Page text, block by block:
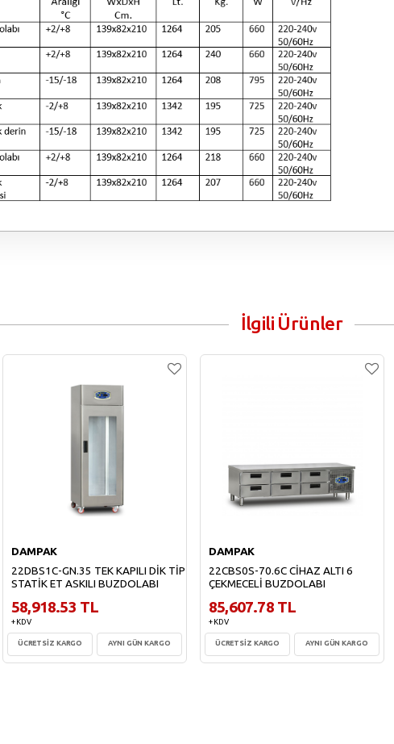
İlgili Ürünler
DAMPAK
22DBS1C-GN.35 TEK KAPILI DİK TİP
STATİK ET ASKILI BUZDOLABI
58,918.53 TL
+ KDV
ÜCRETSİZ KARGO AYNI GÜN KARGO
DAMPAK
22CBS0S-70.6C CİHAZ ALTI 6
ÇEKMECELİ BUZDOLABI
85,607.78 TL
+ KDV
ÜCRETSİZ KARGO AYNI GÜN KARGO